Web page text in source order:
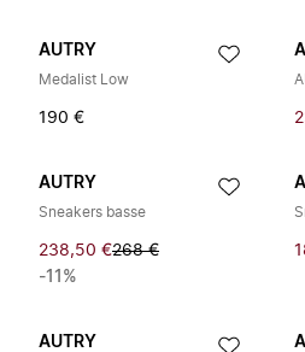
AUTRY
Medalist Low
190 €
AUTRY
Sneakers basse
238,50 €268 €
-11%
AUTRY